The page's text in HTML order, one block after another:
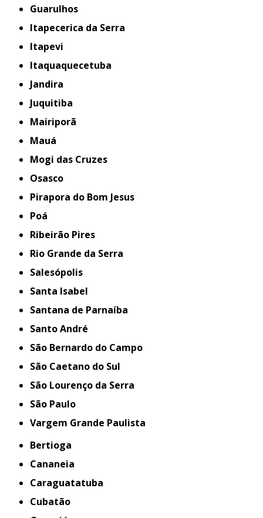
Guarulhos
Itapecerica da Serra
Itapevi
Itaquaquecetuba
Jandira
Juquitiba
Mairiporã
Mauá
Mogi das Cruzes
Osasco
Pirapora do Bom Jesus
Poá
Ribeirão Pires
Rio Grande da Serra
Salesópolis
Santa Isabel
Santana de Parnaíba
Santo André
São Bernardo do Campo
São Caetano do Sul
São Lourenço da Serra
São Paulo
Vargem Grande Paulista
Bertioga
Cananeia
Caraguatatuba
Cubatão